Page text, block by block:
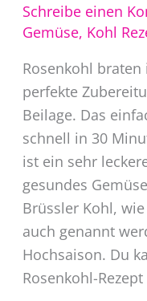
Schreibe einen
Gemüse, Kohl
Rosenkohl
perfekte
Beilage. Das
schnell in 30
ist ein sehr
gesundes
Brüssler Kohl,
auch genannt
Hochsaison. Du
Rosenkohl-